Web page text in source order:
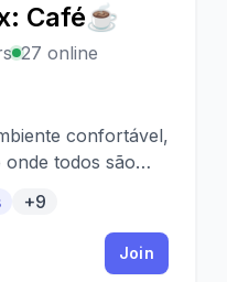
Café☕
27 online
confortável,
todos são
+9
Join